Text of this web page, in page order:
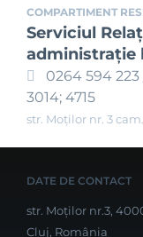
COMPARTIMENT
Serviciul
administraţie
0264 594 223
3014; 4715
str. Moților nr. 3
DATE DE CONTACT
str. Moților nr.3,
Cluj, România